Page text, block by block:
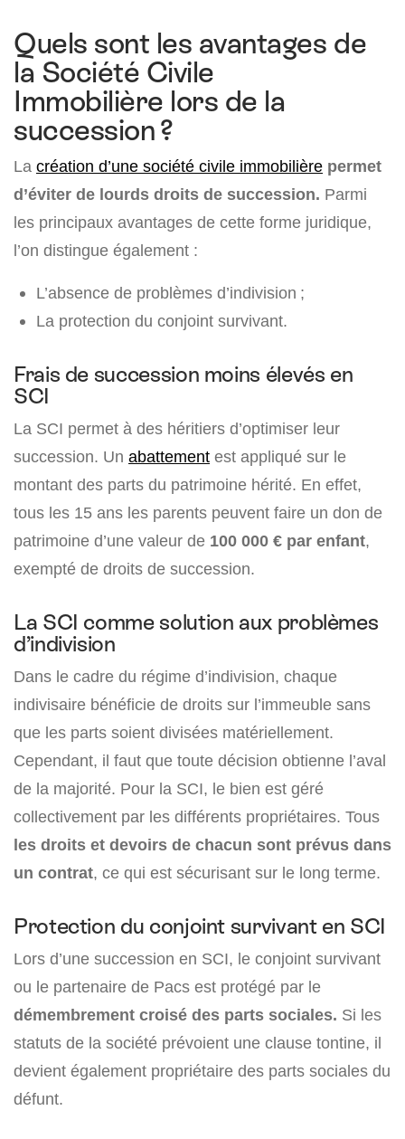
Quels sont les avantages de
la Société Civile
Immobilière lors de la
succession ?
La création d’une société civile immobilière permet
d’éviter de lourds droits de succession. Parmi
les principaux avantages de cette forme juridique,
l’on distingue également :
L’absence de problèmes d’indivision ;
La protection du conjoint survivant.
Frais de succession moins élevés en
SCI
La SCI permet à des héritiers d’optimiser leur
succession. Un abattement est appliqué sur le
montant des parts du patrimoine hérité. En effet,
tous les 15 ans les parents peuvent faire un don de
patrimoine d’une valeur de 100 000 € par enfant,
exempté de droits de succession.
La SCI comme solution aux problèmes
d’indivision
Dans le cadre du régime d’indivision, chaque
indivisaire bénéficie de droits sur l’immeuble sans
que les parts soient divisées matériellement.
Cependant, il faut que toute décision obtienne l’aval
de la majorité. Pour la SCI, le bien est géré
collectivement par les différents propriétaires. Tous
les droits et devoirs de chacun sont prévus dans
un contrat, ce qui est sécurisant sur le long terme.
Protection du conjoint survivant en SCI
Lors d’une succession en SCI, le conjoint survivant
ou le partenaire de Pacs est protégé par le
démembrement croisé des parts sociales. Si les
statuts de la société prévoient une clause tontine, il
devient également propriétaire des parts sociales du
défunt.